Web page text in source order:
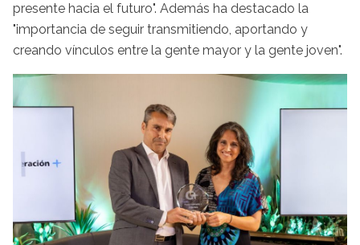
presente hacia el futuro". Además ha destacado la
"importancia de seguir transmitiendo, aportando y
creando vínculos entre la gente mayor y la gente joven".